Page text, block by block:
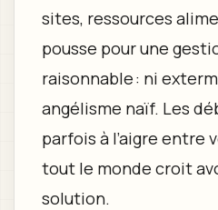
sites, ressources
pousse pour une
raisonnable : ni
angélisme naïf. Les
parfois à l’aigre entre
tout le monde croit
solution.